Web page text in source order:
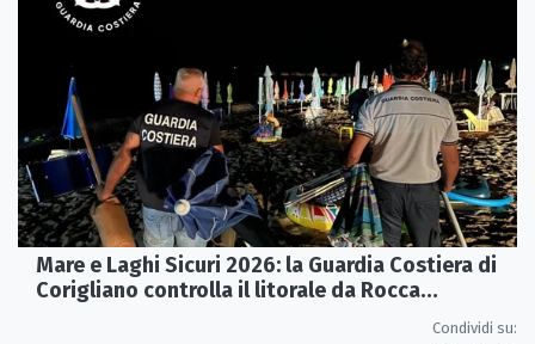
Mare e Laghi Sicuri 2026: la Guardia Costiera di
Corigliano controlla il litorale da Rocca
Condividi su: